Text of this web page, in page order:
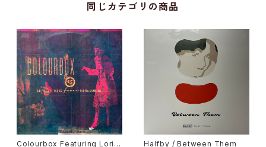
同じカテゴリの商品
Colourbox Featuring Lorita
Halfby / Between Them